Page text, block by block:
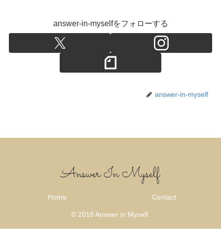
answer-in-myselfをフォローする
answer-in-myself
Home Contact
© 2018 Answer in Myself.